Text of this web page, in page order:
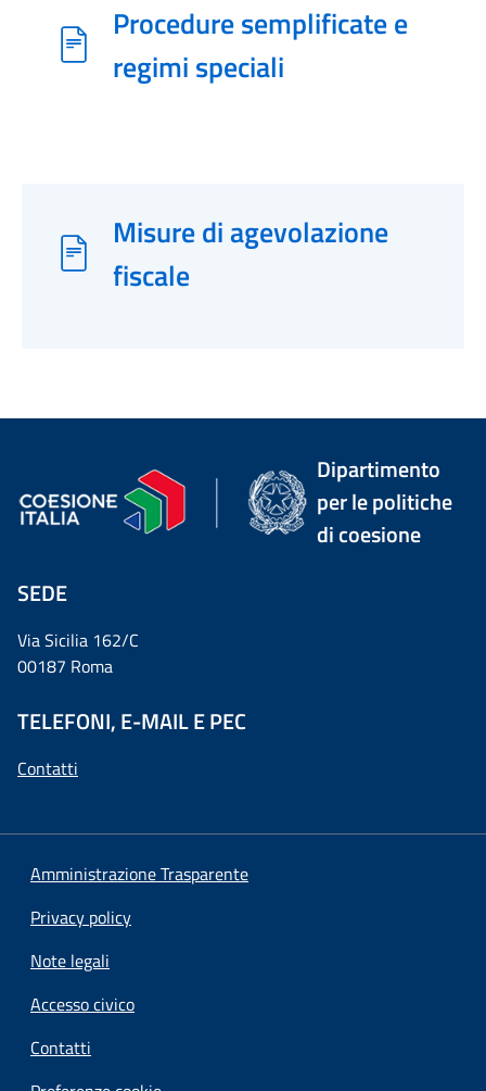
Procedure semplificate e
regimi speciali
Misure di agevolazione
fiscale
Dipartimento
per le politiche
di coesione
SEDE
Via Sicilia 162/C
00187 Roma
TELEFONI, E-MAIL E PEC
Contatti
Amministrazione Trasparente
Privacy policy
Note legali
Accesso civico
Contatti